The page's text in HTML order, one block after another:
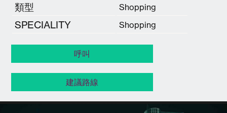
類型 Shopping
SPECIALITY Shopping
呼叫
建議路線